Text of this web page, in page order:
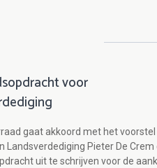
voor
gaat akkoord met het voorstel
Landsverdediging Pieter De Crem
uit te schrijven voor de